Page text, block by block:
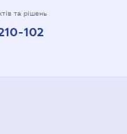
та рішень
102